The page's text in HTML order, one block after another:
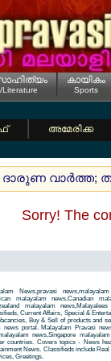
Literature
കായികം
Sports
അമേരിക്ക
ആ ദാരുണ
Sorry! The
News,pravasi
malayalam news,Canadian
malayalam
Current Affairs, Special &
Buy & Sell of products and
news portal. Malayalam Pravasi
news,Singapore
countries. Covers topics - News
News. Classifieds include Real
Greetings.